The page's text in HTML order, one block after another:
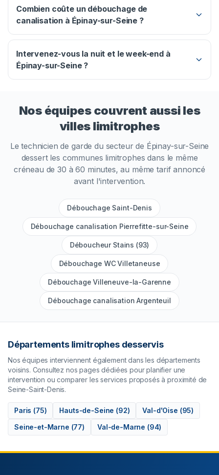
Combien coûte un débouchage de
canalisation à Épinay-sur-Seine ?
Intervenez-vous la nuit et le week-end à
Épinay-sur-Seine ?
Nos équipes couvrent aussi les
villes limitrophes
Le technicien de garde du secteur de Épinay-sur-Seine
dessert les communes limitrophes dans le même
créneau de 30 à 60 minutes, au même tarif annoncé
avant l'intervention.
Débouchage Saint-Denis
Débouchage canalisation Pierrefitte-sur-Seine
Déboucheur Stains (93)
Débouchage WC Villetaneuse
Débouchage Villeneuve-la-Garenne
Débouchage canalisation Argenteuil
Départements limitrophes desservis
Nos équipes interviennent également dans les départements
voisins. Consultez nos pages dédiées pour planifier une
intervention ou comparer les services proposés à proximité de
Seine-Saint-Denis.
Paris (75) Hauts-de-Seine (92) Val-d'Oise (95)
Seine-et-Marne (77) Val-de-Marne (94)